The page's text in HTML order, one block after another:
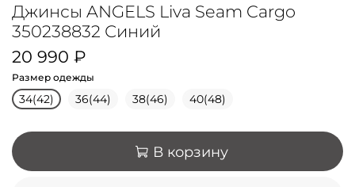
Джинсы ANGELS Liva Seam Cargo
350238832 Синий
20 990 ₽
Размер одежды
34(42) 36(44) 38(46) 40(48)
В корзину